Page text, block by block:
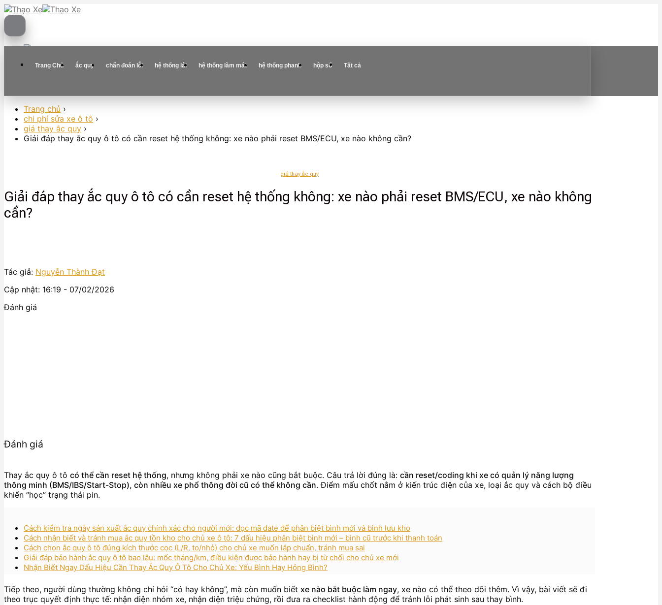
Skip
to
Trang Chủ ắc quy chẩn đoán lỗi hệ thống lái hệ thống làm mát hệ thống phanh hộp số Tất cả
Trang chủ ›
chi phí sửa xe ô tô ›
giá thay ắc quy ›
Giải đáp thay ắc quy ô tô có cần reset hệ thống không: xe nào phải reset BMS/ECU, xe nào không cần?
giá thay ắc quy
Giải đáp thay ắc quy ô tô có cần reset hệ thống không: xe nào phải reset BMS/ECU, xe nào không
cần?
Tác giả: Nguyễn Thành Đạt
Cập nhật: 16:19 - 07/02/2026
Đánh giá
Đánh giá
Thay ắc quy ô tô có thể cần reset hệ thống, nhưng không phải xe nào cũng bắt buộc. Câu trả lời đúng là: cần reset/coding khi xe có quản lý năng lượng
thông minh (BMS/IBS/Start-Stop), còn nhiều xe phổ thông đời cũ có thể không cần. Điểm mấu chốt nằm ở kiến trúc điện của xe, loại ắc quy và cách bộ điều
khiển “học” trạng thái pin.
Cách kiểm tra ngày sản xuất ắc quy chính xác cho người mới: đọc mã date để phân biệt bình mới và bình lưu kho
Cách nhận biết và tránh mua ắc quy tồn kho cho chủ xe ô tô: 7 dấu hiệu phân biệt bình mới – bình cũ trước khi thanh toán
Cách chọn ắc quy ô tô đúng kích thước cọc (L/R, to/nhỏ) cho chủ xe muốn lắp chuẩn, tránh mua sai
Giải đáp bảo hành ắc quy ô tô bao lâu: mốc tháng/km, điều kiện được bảo hành hay bị từ chối cho chủ xe mới
Nhận Biết Ngay Dấu Hiệu Cần Thay Ắc Quy Ô Tô Cho Chủ Xe: Yếu Bình Hay Hỏng Bình?
Tiếp theo, người dùng thường không chỉ hỏi “có hay không”, mà còn muốn biết xe nào bắt buộc làm ngay, xe nào có thể theo dõi thêm. Vì vậy, bài viết sẽ đi
theo trục quyết định thực tế: nhận diện nhóm xe, nhận diện triệu chứng, rồi đưa ra checklist hành động để tránh lỗi phát sinh sau thay bình.